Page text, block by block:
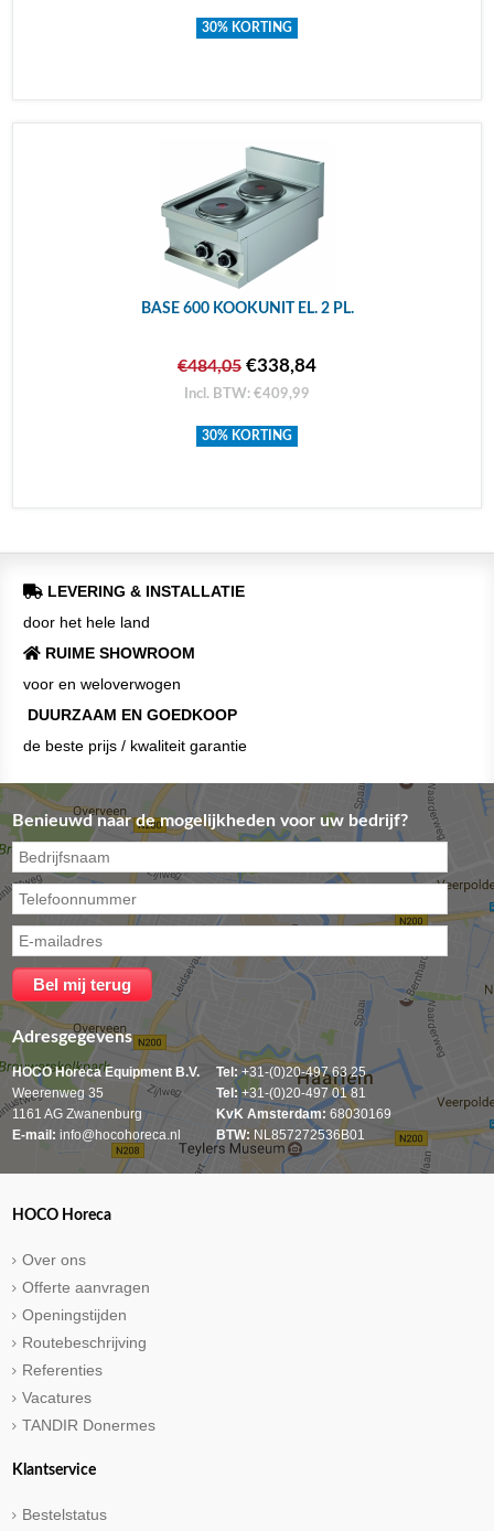
30% KORTING
BASE 600 KOOKUNIT EL. 2 PL.
€484,05 €338,84
Incl. BTW: €409,99
30% KORTING
LEVERING & INSTALLATIE
door het hele land
RUIME SHOWROOM
voor en weloverwogen
DUURZAAM EN GOEDKOOP
de beste prijs / kwaliteit garantie
Benieuwd naar de mogelijkheden voor uw bedrijf?
Adresgegevens
HOCO Horeca Equipment B.V.
Weerenweg 35
1161 AG Zwanenburg
E-mail: info@hocohoreca.nl
Tel:+31-(0)20-497 63 25
Tel:+31-(0)20-497 01 81
KvK Amsterdam: 68030169
BTW: NL857272536B01
HOCO Horeca
Over ons
Offerte aanvragen
Openingstijden
Routebeschrijving
Referenties
Vacatures
TANDIR Donermes
Klantservice
Bestelstatus